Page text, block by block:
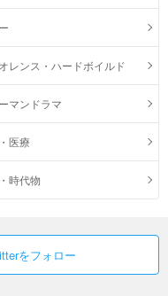
レンス・ハードボイルド
マンドラマ
医療
時代物
をフォロー